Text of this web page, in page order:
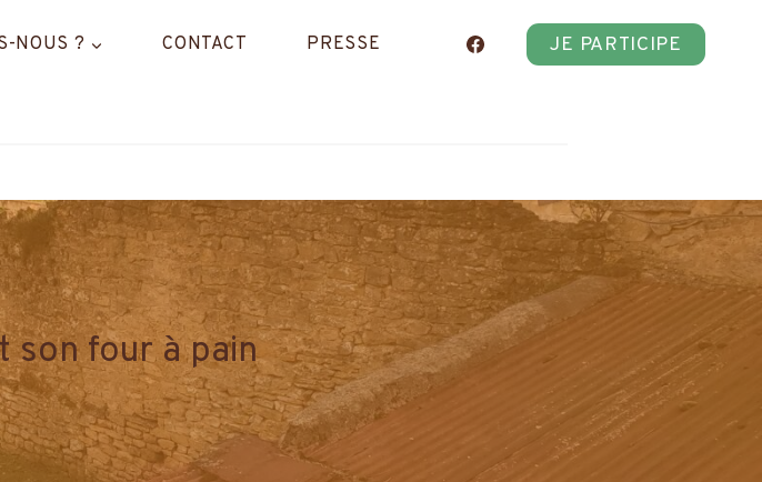
NOUS ? CONTACT PRESSE JE PARTICIPE
son four à pain